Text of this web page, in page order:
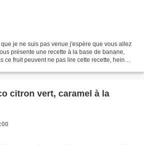
je ne suis pas venue j'espère que vous allez
présente une recette à la base de banane,
ce fruit peuvent ne pas lire cette recette, hein
citron vert, caramel à la